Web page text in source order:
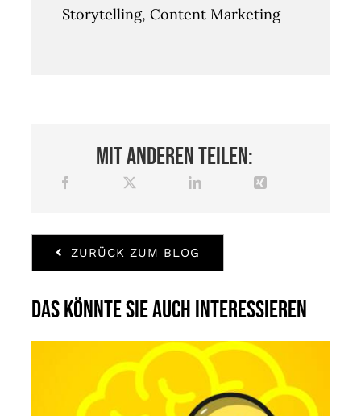
Storytelling, Content Marketing
Mit anderen teilen:
ZURÜCK ZUM BLOG
Das könnte Sie auch interessieren